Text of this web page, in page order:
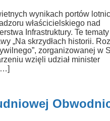
wynikach portów
właścicielskiego nad
Infrastruktury. Te tematy
„Na skrzydłach historii.
zorganizowanej w
wzięli udział minister